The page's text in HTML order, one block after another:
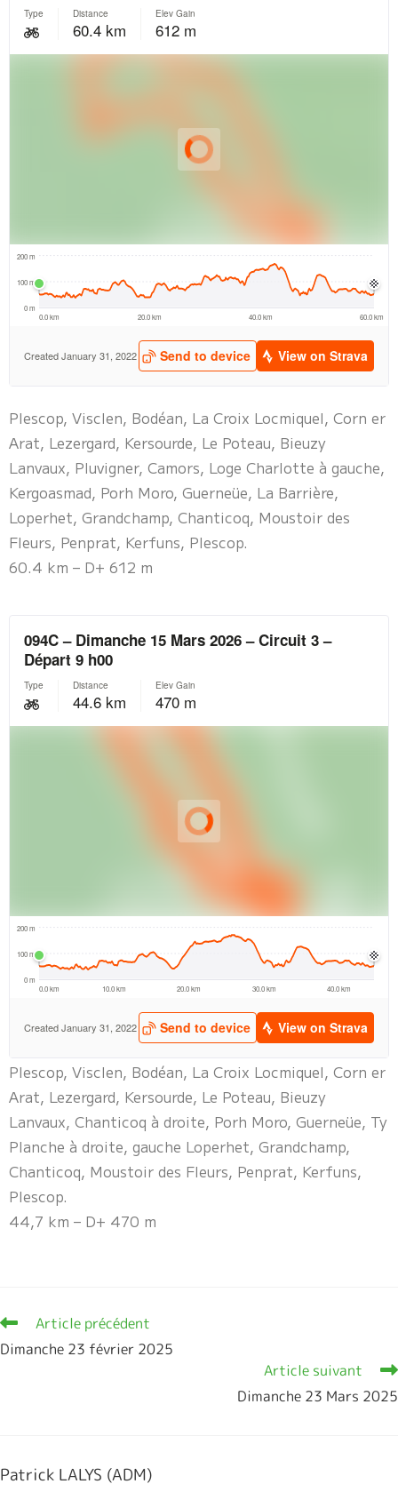
Plescop, Visclen, Bodéan, La Croix Locmiquel, Corn er
Arat, Lezergard, Kersourde, Le Poteau, Bieuzy
Lanvaux, Pluvigner, Camors, Loge Charlotte à gauche,
Kergoasmad, Porh Moro, Guerneüe, La Barrière,
Loperhet, Grandchamp, Chanticoq, Moustoir des
Fleurs, Penprat, Kerfuns, Plescop.
60.4 km – D+ 612 m
Plescop, Visclen, Bodéan, La Croix Locmiquel, Corn er
Arat, Lezergard, Kersourde, Le Poteau, Bieuzy
Lanvaux, Chanticoq à droite, Porh Moro, Guerneüe, Ty
Planche à droite, gauche Loperhet, Grandchamp,
Chanticoq, Moustoir des Fleurs, Penprat, Kerfuns,
Plescop.
44,7 km – D+ 470 m
Article précédent
Dimanche 23 février 2025
Article suivant
Dimanche 23 Mars 2025
Patrick LALYS (ADM)